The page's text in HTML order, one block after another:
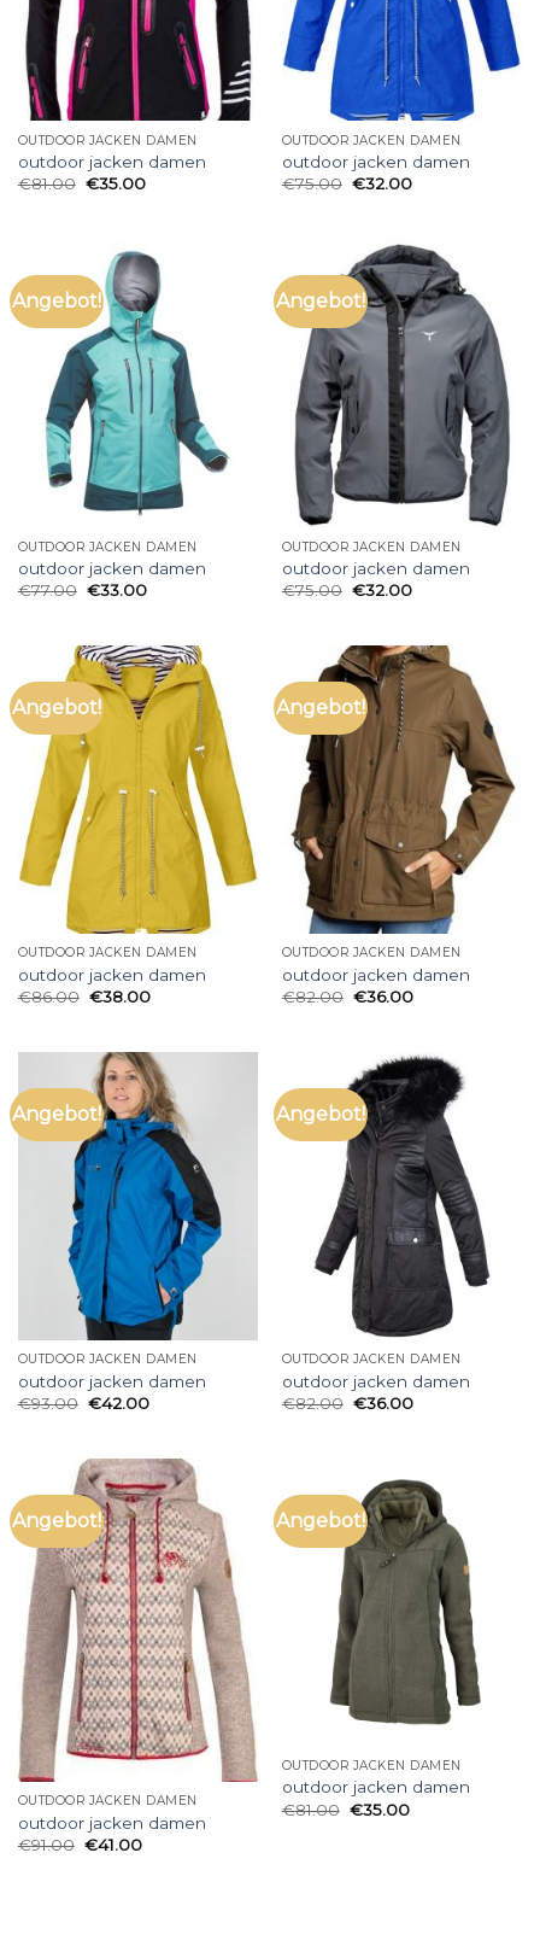
OUTDOOR JACKEN DAMEN
outdoor jacken damen
€81.00 €35.00
OUTDOOR JACKEN DAMEN
outdoor jacken damen
€75.00 €32.00
Angebot!
OUTDOOR JACKEN DAMEN
outdoor jacken damen
€77.00 €33.00
Angebot!
OUTDOOR JACKEN DAMEN
outdoor jacken damen
€75.00 €32.00
Angebot!
OUTDOOR JACKEN DAMEN
outdoor jacken damen
€86.00 €38.00
Angebot!
OUTDOOR JACKEN DAMEN
outdoor jacken damen
€82.00 €36.00
Angebot!
OUTDOOR JACKEN DAMEN
outdoor jacken damen
€93.00 €42.00
Angebot!
OUTDOOR JACKEN DAMEN
outdoor jacken damen
€82.00 €36.00
Angebot!
OUTDOOR JACKEN DAMEN
outdoor jacken damen
€91.00 €41.00
Angebot!
OUTDOOR JACKEN DAMEN
outdoor jacken damen
€81.00 €35.00